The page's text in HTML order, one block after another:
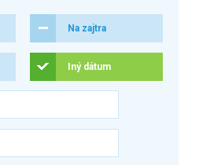
Na zajtra
Iný dátum